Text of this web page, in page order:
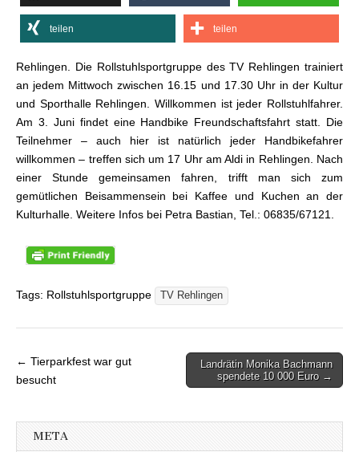
teilen teilen
Rehlingen. Die Rollstuhlsportgruppe des TV Rehlingen trainiert
an jedem Mittwoch zwischen 16.15 und 17.30 Uhr in der Kultur
und Sporthalle Rehlingen. Willkommen ist jeder Rollstuhlfahrer.
Am 3. Juni findet eine Handbike Freundschaftsfahrt statt. Die
Teilnehmer – auch hier ist natürlich jeder Handbikefahrer
willkommen – treffen sich um 17 Uhr am Aldi in Rehlingen. Nach
einer Stunde gemeinsamen fahren, trifft man sich zum
gemütlichen Beisammensein bei Kaffee und Kuchen an der
Kulturhalle. Weitere Infos bei Petra Bastian, Tel.: 06835/67121.
Tags: Rollstuhlsportgruppe TV Rehlingen
Beitragsnavigation
← Tierparkfest war gut
besucht
Landrätin Monika Bachmann
spendete 10 000 Euro →
META